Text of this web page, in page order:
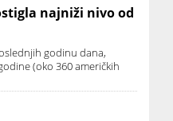
najniži nivo od
godinu dana,
(oko 360 američkih